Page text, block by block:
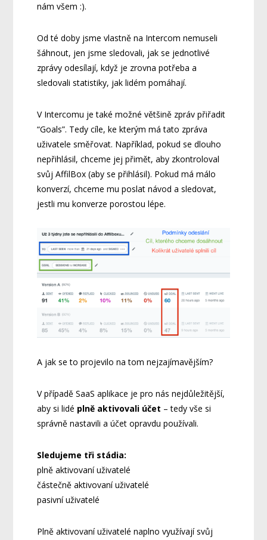
nám všem :).
Od té doby jsme vlastně na Intercom nemuseli
šáhnout, jen jsme sledovali, jak se jednotlivé
zprávy odesílají, když je zrovna potřeba a
sledovali statistiky, jak lidém pomáhají.
V Intercomu je také možné většině zpráv přiřadit
“Goals”. Tedy cíle, ke kterým má tato zpráva
uživatele směřovat. Například, pokud se dlouho
nepřihlásil, chceme jej přimět, aby zkontroloval
svůj AffilBox (aby se přihlásil). Pokud má málo
konverzí, chceme mu poslat návod a sledovat,
jestli mu konverze porostou lépe.
A jak se to projevilo na tom nejzajímavějším?
V případě SaaS aplikace je pro nás nejdůležitější,
aby si lidé plně aktivovali účet – tedy vše si
správně nastavili a účet opravdu používali.
Sledujeme tři stádia:
plně aktivovaní uživatelé
částečně aktivovaní uživatelé
pasivní uživatelé
Plně aktivovaní uživatelé naplno využívají svůj